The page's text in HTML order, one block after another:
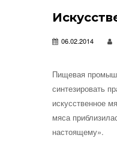
06.02.2014
Пищевая
синтезировать
искусственное
мяса
настоящему».